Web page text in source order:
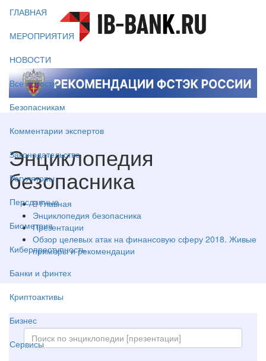
ГЛАВНАЯ
МЕРОПРИЯТИЯ
НОВОСТИ
Все новости
Безопасникам
Комментарии экспертов
Законодательство
Регуляторы
Персданные
Биометрия
Киберпреступность
Банки и финтех
Криптоактивы
Бизнес
Сервисы
Энциклопедия
безопасника
Главная
Энциклопедия безопасника
Презентации
Обзор целевых атак на финансовую сферу 2018. Живые
примеры и рекомендации